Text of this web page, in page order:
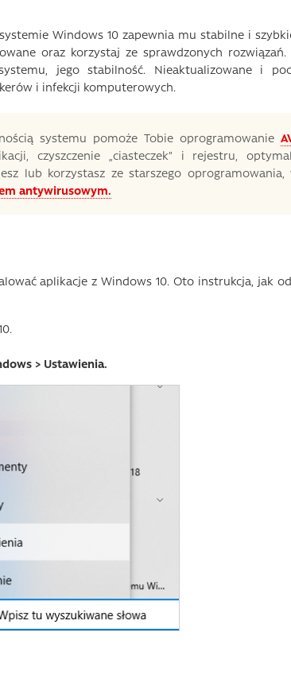
Windows 10 zapewnia mu stabilne i
oraz korzystaj ze sprawdzonych
jego stabilność. Nieaktualizowane i
i infekcji komputerowych.
systemu pomoże Tobie oprogramowanie
czyszczenie „ciasteczek” i rejestru,
lub korzystasz ze starszego
antywirusowym.
aplikacje z Windows 10. Oto instrukcja, jak
> Ustawienia.